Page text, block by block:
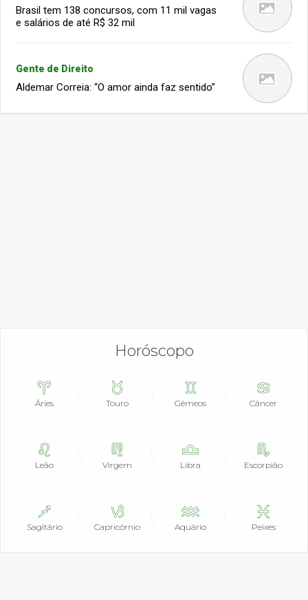
Brasil tem 138 concursos, com 11 mil vagas
e salários de até R$ 32 mil
Gente de Direito
Aldemar Correia: “O amor ainda faz sentido”
Horóscopo
Áries Touro Gêmeos Câncer
Leão Virgem Libra Escorpião
Sagitário Capricórnio Aquário Peixes